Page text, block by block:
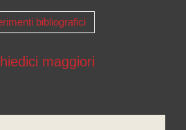
bibliografici
maggiori